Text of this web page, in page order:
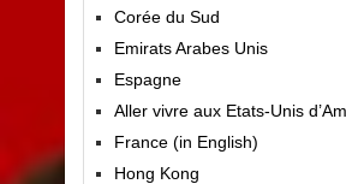
Corée du Sud
Emirats Arabes Unis
Espagne
Aller vivre aux Etats-Unis
France (in English)
Hong Kong